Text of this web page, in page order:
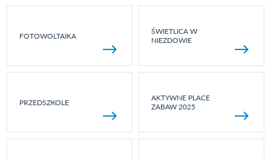
FOTOWOLTAIKA
ŚWIETLICA W
NIEZDOWIE
PRZEDSZKOLE
AKTYWNE PLACE
ZABAW 2025